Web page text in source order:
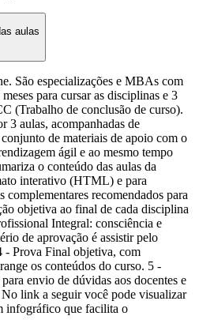
aulas
São especializações e MBAs com
para cursar as disciplinas e 3
(Trabalho de conclusão de curso).
3 aulas, acompanhadas de
de materiais de apoio com o
ágil e ao mesmo tempo
o conteúdo das aulas da
interativo (HTML) e para
recomendados para
objetiva ao final de cada disciplina
Integral: consciência e
de aprovação é assistir pelo
- Prova Final objetiva, com
os conteúdos do curso. 5 -
envio de dúvidas aos docentes e
No link a seguir você pode visualizar
infográfico que facilita o